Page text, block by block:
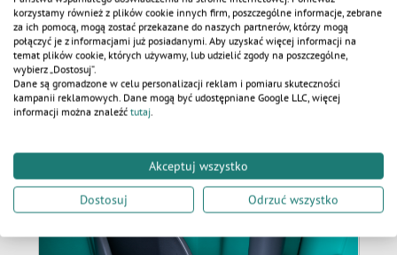
DODAJ DO WYCENY KALKULATOR
korzystamy również z plików cookie innych firm, poszczególne informacje, zebrane
za ich pomocą, mogą zostać przekazane do naszych partnerów, którzy mogą
połączyć je z informacjami już posiadanymi. Aby uzyskać więcej informacji na
temat plików cookie, których używamy, lub udzielić zgody na poszczególne,
wybierz „Dostosuj”.
Dane są gromadzone w celu personalizacji reklam i pomiaru skuteczności
kampanii reklamowych. Dane mogą być udostępniane Google LLC, więcej
informacji można znaleźć tutaj.
Akceptuj wszystko
Dostosuj Odrzuć wszystko